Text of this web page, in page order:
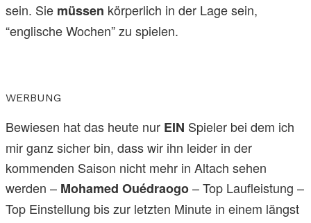
sein. Sie müssen körperlich in der Lage sein,
“englische Wochen” zu spielen.
WERBUNG
Bewiesen hat das heute nur EIN Spieler bei dem ich
mir ganz sicher bin, dass wir ihn leider in der
kommenden Saison nicht mehr in Altach sehen
werden – Mohamed Ouédraogo– Top Laufleistung –
Top Einstellung bis zur letzten Minute in einem längst